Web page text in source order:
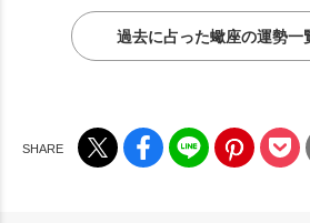
過去に占った蠍座の運勢一